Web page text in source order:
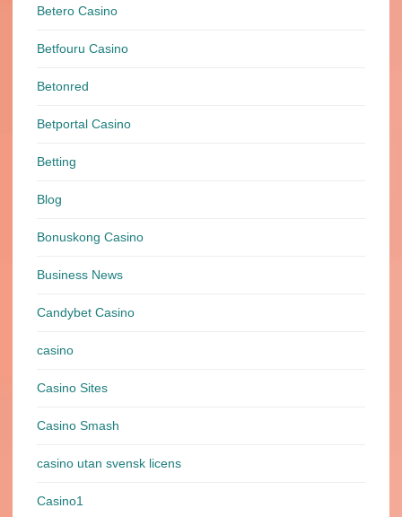
Betero Casino
Betfouru Casino
Betonred
Betportal Casino
Betting
Blog
Bonuskong Casino
Business News
Candybet Casino
casino
Casino Sites
Casino Smash
casino utan svensk licens
Casino1